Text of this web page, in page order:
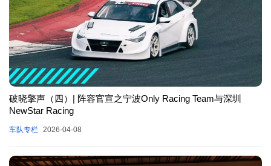
破晓擎声（四）| 阵容官宣之宁波Only Racing Team与深圳
NewStar Racing
车队专栏 2026-04-08